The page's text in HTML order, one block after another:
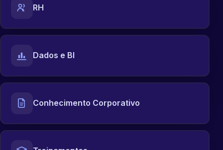
RH
Dados e BI
Conhecimento Corporativo